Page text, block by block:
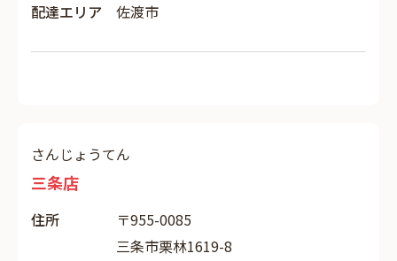
配達エリア
佐渡市
さんじょうてん
三条店
住所
〒955-0085
三条市栗林1619-8